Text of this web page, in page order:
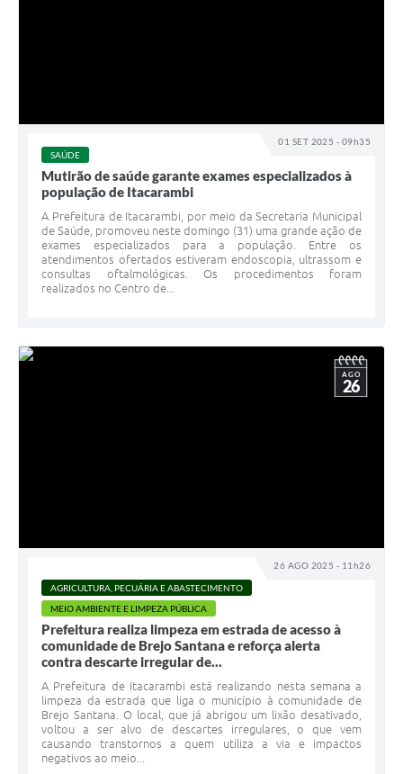
01 SET 2025 - 09h35
SAÚDE
Mutirão de saúde garante exames especializados à
população de Itacarambi
A Prefeitura de Itacarambi, por meio da Secretaria Municipal
de Saúde, promoveu neste domingo (31) uma grande ação de
exames especializados para a população. Entre os
atendimentos ofertados estiveram endoscopia, ultrassom e
consultas oftalmológicas. Os procedimentos foram
realizados no Centro de...
26 AGO 2025 - 11h26
AGO
26
AGRICULTURA, PECUÁRIA E ABASTECIMENTO
MEIO AMBIENTE E LIMPEZA PÚBLICA
Prefeitura realiza limpeza em estrada de acesso à
comunidade de Brejo Santana e reforça alerta
contra descarte irregular de...
A Prefeitura de Itacarambi está realizando nesta semana a
limpeza da estrada que liga o município à comunidade de
Brejo Santana. O local, que já abrigou um lixão desativado,
voltou a ser alvo de descartes irregulares, o que vem
causando transtornos a quem utiliza a via e impactos
negativos ao meio...